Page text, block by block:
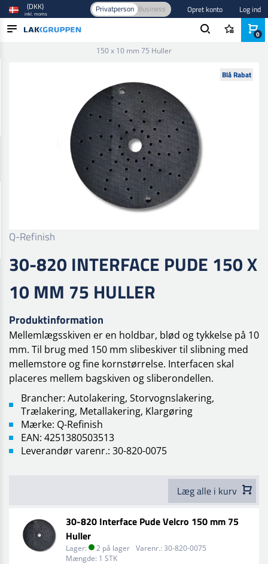
(DKK)
inkl. moms Privatperson Business Opret konto Log ind
150 x 10 mm 75 Huller
Blå Rabat
Q-Refinish
30-820 INTERFACE PUDE 150 X
10 MM 75 HULLER
Produktinformation
Mellemlægsskiven er en holdbar, blød og tykkelse på 10
mm. Til brug med 150 mm slibeskiver til slibning med
mellemstore og fine kornstørrelse. Interfacen skal
placeres mellem bagskiven og sliberondellen.
Brancher: Autolakering, Storvognslakering,
Trælakering, Metallakering, Klargøring
Mærke: Q-Refinish
EAN: 4251380503513
Leverandør varenr.: 30-820-0075
Læg alle i kurv
30-820 Interface Pude Velcro 150 mm 75
Huller
Lager: 2 på lager Varenr.: 30-820-0075
Mængde: 1 STK
0